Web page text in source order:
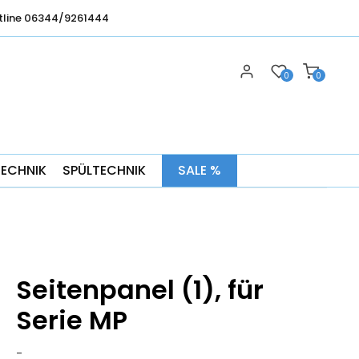
06344/9261444
0
0
SPÜLTECHNIK SALE %
Seitenpanel (1), für
Serie MP
-